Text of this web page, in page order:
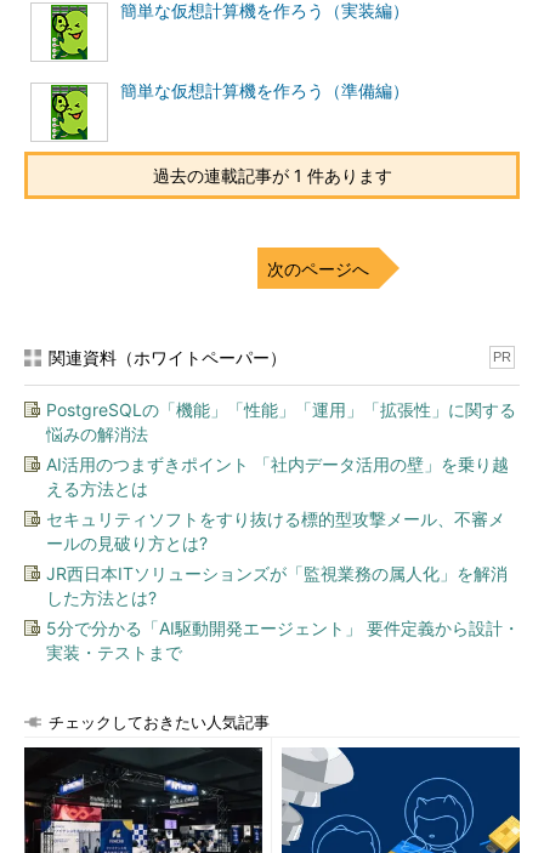
簡単な仮想計算機を作ろう（実装編）
簡単な仮想計算機を作ろう（準備編）
過去の連載記事が 1 件あります
次のページへ
関連資料（ホワイトペーパー） PR
PostgreSQLの「機能」「性能」「運用」「拡張性」に関する
悩みの解消法
AI活用のつまずきポイント 「社内データ活用の壁」を乗り越
える方法とは
セキュリティソフトをすり抜ける標的型攻撃メール、不審メ
ールの見破り方とは?
JR西日本ITソリューションズが「監視業務の属人化」を解消
した方法とは?
5分で分かる「AI駆動開発エージェント」 要件定義から設計・
実装・テストまで
チェックしておきたい人気記事